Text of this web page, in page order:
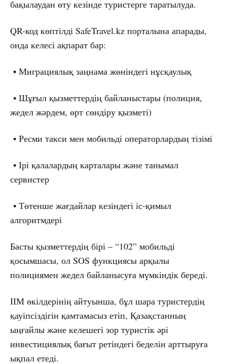
бақылаудан өту кезінде туристерге таратылуда.
QR-код көптілді SafeTravel.kz порталына апарады,
онда келесі ақпарат бар:
• Миграциялық заңнама жөніндегі нұсқаулық
• Шұғыл қызметтердің байланыстары (полиция,
жедел жәрдем, өрт сөндіру қызметі)
• Ресми такси мен мобильді операторлардың тізімі
• Ірі қалалардың карталары және танымал
сервистер
• Төтенше жағдайлар кезіндегі іс-қимыл
алгоритмдері
Басты қызметтердің бірі – “102” мобильді
қосымшасы, ол SOS функциясы арқылы
полициямен жедел байланысуға мүмкіндік береді.
ІІМ өкілдерінің айтуынша, бұл шара туристердің
қауіпсіздігін қамтамасыз етіп, Қазақстанның
ыңғайлы және келешегі зор туристік әрі
инвестициялық бағыт ретіндегі беделін арттыруға
ықпал етеді.